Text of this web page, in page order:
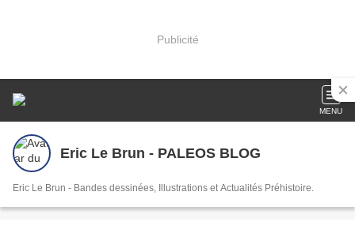
Publicité
MENU
Eric Le Brun - PALEOS BLOG
Eric Le Brun - Bandes dessinées, Illustrations et Actualités Préhistoire.